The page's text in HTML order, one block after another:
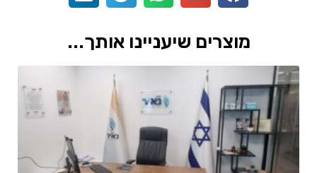
מוצרים שיעניינו אותך...